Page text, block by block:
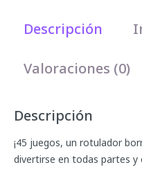
Descripción
Valoraciones (0)
Descripción
¡45 juegos, un rotulador
divertirse en todas partes